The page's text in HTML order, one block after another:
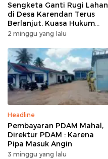
Sengketa Ganti Rugi Lahan
di Desa Karendan Terus
Berlanjut, Kuasa Hukum
Ajukan Kasasi
2 minggu yang lalu
Headline
Pembayaran PDAM Mahal,
Direktur PDAM : Karena
Pipa Masuk Angin
3 minggu yang lalu